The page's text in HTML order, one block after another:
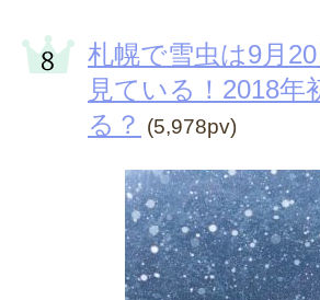
札幌で雪虫は9月
見ている！2018年
る？ (5,978pv)